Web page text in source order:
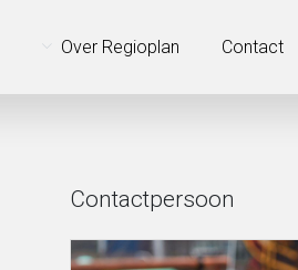
Over Regioplan Contact
Contactpersoon